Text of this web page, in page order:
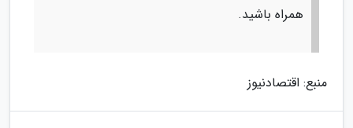
همراه باشید.
منبع: اقتصادنیوز